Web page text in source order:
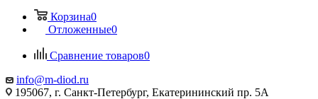
Корзина0
Отложенные0
Сравнение товаров0
info@m-diod.ru
195067, г. Санкт-Петербург, Екатерининский пр. 5А